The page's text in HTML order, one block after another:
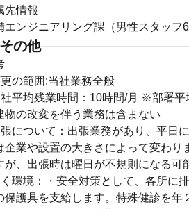
先情報
エンジニアリング課（男性スタッフ6
その他
の範囲:当社業務全般
平均残業時間：10時間/月 ※部署平
の改変を伴う業務は含まない
について：出張業務があり、平日
企業や設置の大きさによって変わ
が、出張時は曜日が不規則になる可
環境：・安全対策として、各所に
保護具を支給します。特殊健診を